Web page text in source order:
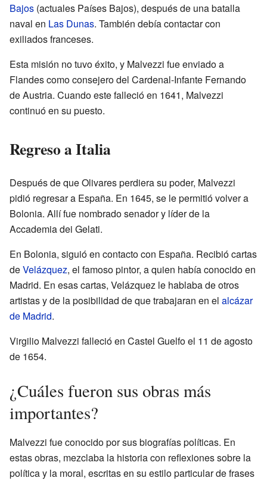
Bajos (actuales Países Bajos), después de una batalla
naval en Las Dunas. También debía contactar con
exiliados franceses.
Esta misión no tuvo éxito, y Malvezzi fue enviado a
Flandes como consejero del Cardenal-Infante Fernando
de Austria. Cuando este falleció en 1641, Malvezzi
continuó en su puesto.
Regreso a Italia
Después de que Olivares perdiera su poder, Malvezzi
pidió regresar a España. En 1645, se le permitió volver a
Bolonia. Allí fue nombrado senador y líder de la
Accademia dei Gelati.
En Bolonia, siguió en contacto con España. Recibió cartas
deVelázquez, el famoso pintor, a quien había conocido en
Madrid. En esas cartas, Velázquez le hablaba de otros
artistas y de la posibilidad de que trabajaran en el alcázar
de Madrid.
Virgilio Malvezzi falleció en Castel Guelfo el 11 de agosto
de 1654.
¿Cuáles fueron sus obras más
importantes?
Malvezzi fue conocido por sus biografías políticas. En
estas obras, mezclaba la historia con reflexiones sobre la
política y la moral, escritas en su estilo particular de frases